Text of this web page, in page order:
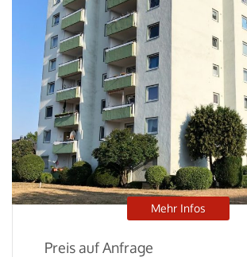
Mehr Infos
Preis auf Anfrage